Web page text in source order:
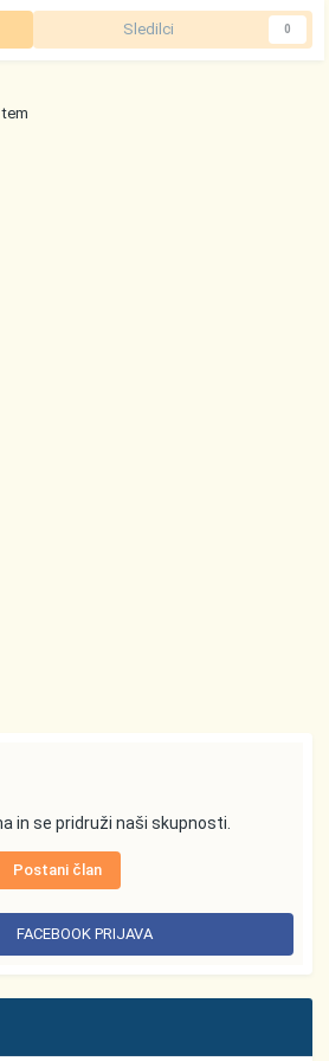
Sledilci 0
in se pridruži naši skupnosti.
Postani član
FACEBOOK PRIJAVA